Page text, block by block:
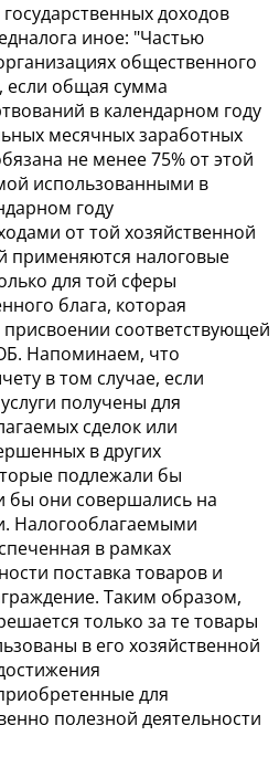
доходов
иное: "Частью
общественного
если общая сумма
в календарном году
месячных заработных
не менее 75% от этой
использованными в
году
от той хозяйственной
применяются налоговые
для той сферы
блага, которая
соответствующей
Напоминаем, что
в том случае, если
получены для
сделок или
в других
подлежали бы
бы они совершались на
Налогооблагаемыми
в рамках
поставка товаров и
Таким образом,
только за те товары
в его хозяйственной
для
полезной деятельности